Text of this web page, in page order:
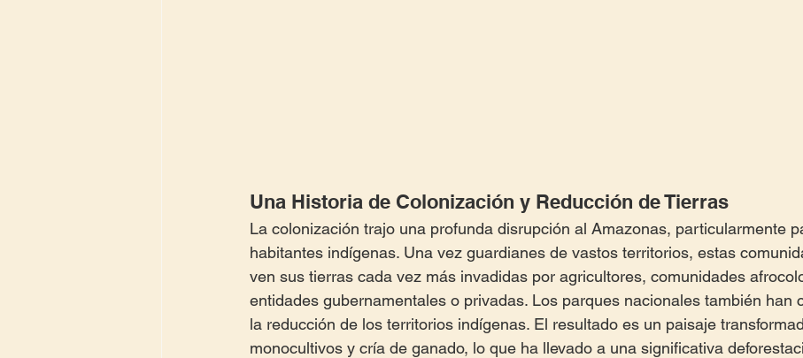
Una Historia de Colonización y Reducción de Tierras
La colonización trajo una profunda disrupción al Amazonas, particularmente
habitantes indígenas. Una vez guardianes de vastos territorios, estas
ven sus tierras cada vez más invadidas por agricultores, comunidades
entidades gubernamentales o privadas. Los parques nacionales también han
la reducción de los territorios indígenas. El resultado es un paisaje
monocultivos y cría de ganado, lo que ha llevado a una significativa